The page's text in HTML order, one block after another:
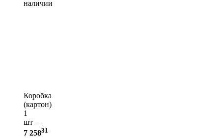
наличии
Коробка
(картон)
1
шт —
7 25831